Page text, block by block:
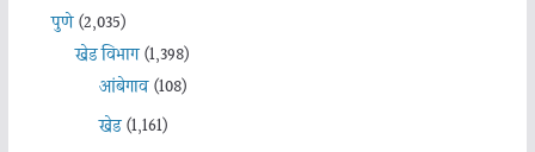
पुणे(2,035)
खेड विभाग(1,398)
आंबेगाव(108)
खेड(1,161)